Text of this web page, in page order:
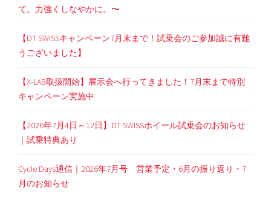
て。力強くしなやかに。〜
【DT SWISSキャンペーン7月末まで！試乗会のご参加誠に有難
うございました】
【X-LAB取扱開始】展示会へ行ってきました！7月末まで特別
キャンペーン実施中
【2026年7月4日～12日】DT SWISSホイール試乗会のお知らせ
｜試乗特典あり
Cycle Days通信｜2026年7月号 営業予定・6月の振り返り・7
月のお知らせ